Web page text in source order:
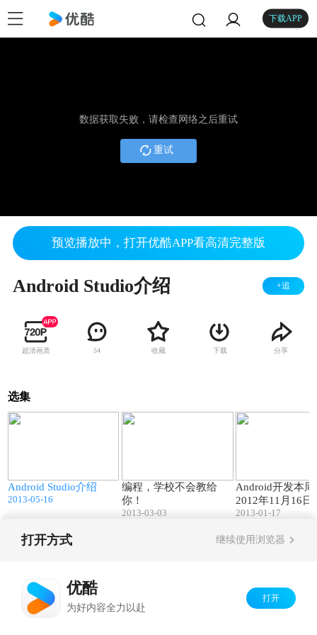
下载APP
数据获取失败，请检查网络之后重试
重试
预览播放中，打开优酷APP看高清完整版
Android Studio介绍 +追
超清画质 54 收藏 下载 分享
选集
Android Studio介绍
2013-05-16
编程，学校不会教给
你！
2013-03-03
Android开发本
2012年11月16日
2013-01-17
打开方式 继续使用浏览器
优酷
为好内容全力以赴
打开